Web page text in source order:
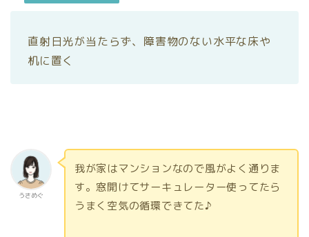
直射日光が当たらず、障害物のない水平な床や
机に置く
うさめぐ
我が家はマンションなので風がよく通りま
す。窓開けてサーキュレーター使ってたら
うまく空気の循環できてた♪